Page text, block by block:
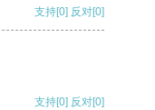
支持[0] 反对[0]
支持[0] 反对[0]